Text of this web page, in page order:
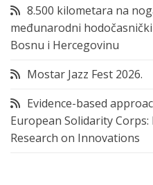
8.500 kilometara na
međunarodni
Bosnu i Hercegovinu
Mostar Jazz Fest 2026.
Evidence-based
European Solidarity
Research on Innovations